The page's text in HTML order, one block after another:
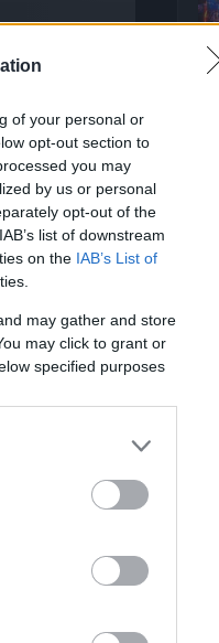
of your personal or
opt-out section to
you may
by us or personal
opt-out of the
list of downstream
on the IAB’s List of
may gather and store
may click to grant or
specified purposes